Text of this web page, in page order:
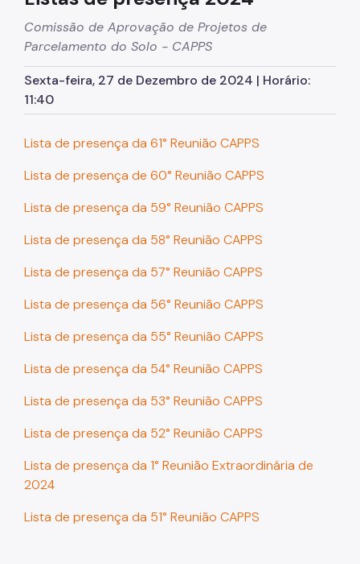
Planos Regionais
Urbanismo
Função Social
Mapas e Dados Urbanos
Uso do Solo
Cidade Limpa
Projetos Urbanos
Gestão Urbana
SP Urbanismo
Aprovação de Projetos
Portal de Licenciamento
Aprova Rápido
Comissão de Aprovação de Projetos de
Parcelamento do Solo - CAPPS
Sexta-feira, 27 de Dezembro de 2024 | Horário:
11:40
Lista de presença da 61° Reunião CAPPS
Lista de presença de 60° Reunião CAPPS
Lista de presença da 59° Reunião CAPPS
Lista de presença da 58° Reunião CAPPS
Lista de presença da 57° Reunião CAPPS
Lista de presença da 56° Reunião CAPPS
Lista de presença da 55° Reunião CAPPS
Lista de presença da 54° Reunião CAPPS
Lista de presença da 53° Reunião CAPPS
Lista de presença da 52° Reunião CAPPS
Lista de presença da 1° Reunião Extraordinária de
2024
Lista de presença da 51° Reunião CAPPS